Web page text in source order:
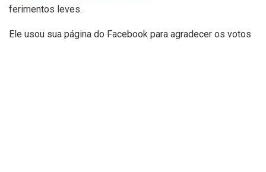
ferimentos leves.
Ele usou sua página do Facebook para agradecer os votos